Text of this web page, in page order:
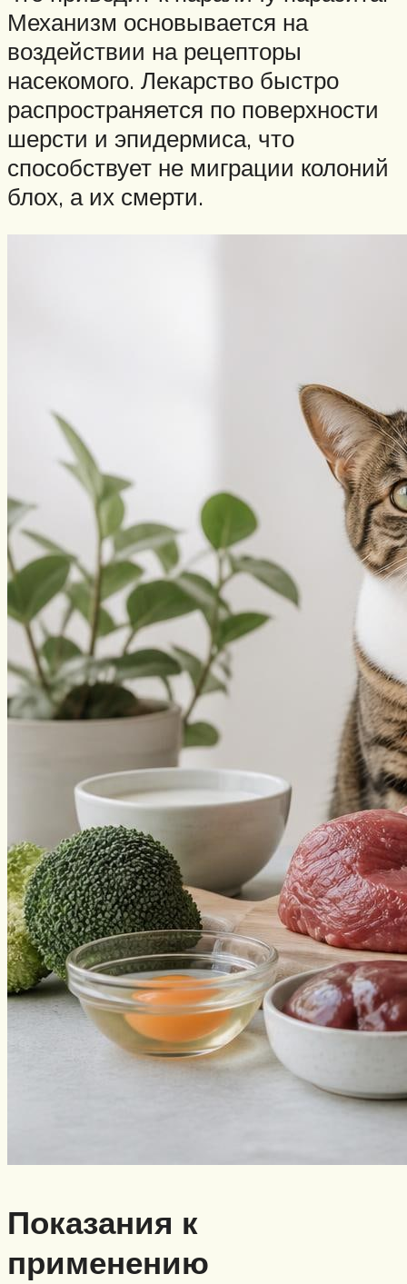
Механизм основывается на
воздействии на рецепторы
насекомого. Лекарство быстро
распространяется по поверхности
шерсти и эпидермиса, что
способствует не миграции колоний
блох, а их смерти.
Показания к
применению